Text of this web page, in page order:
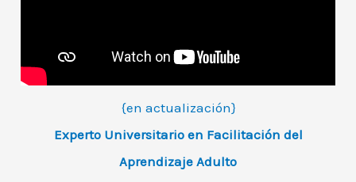
{en actualización}
Experto Universitario en Facilitación del
Aprendizaje Adulto